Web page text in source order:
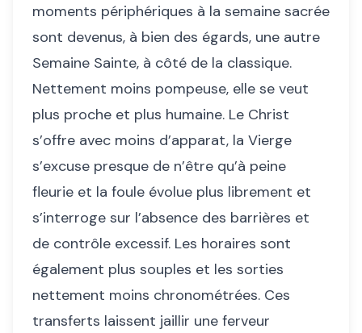
moments périphériques à la semaine sacrée
sont devenus, à bien des égards, une autre
Semaine Sainte, à côté de la classique.
Nettement moins pompeuse, elle se veut
plus proche et plus humaine. Le Christ
s’offre avec moins d’apparat, la Vierge
s’excuse presque de n’être qu’à peine
fleurie et la foule évolue plus librement et
s’interroge sur l’absence des barrières et
de contrôle excessif. Les horaires sont
également plus souples et les sorties
nettement moins chronométrées. Ces
transferts laissent jaillir une ferveur